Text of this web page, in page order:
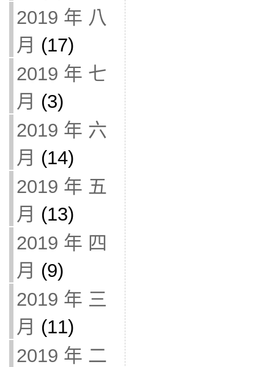
2019 年 八
月 (17)
2019 年 七
月 (3)
2019 年 六
月 (14)
2019 年 五
月 (13)
2019 年 四
月 (9)
2019 年 三
月 (11)
2019 年 二